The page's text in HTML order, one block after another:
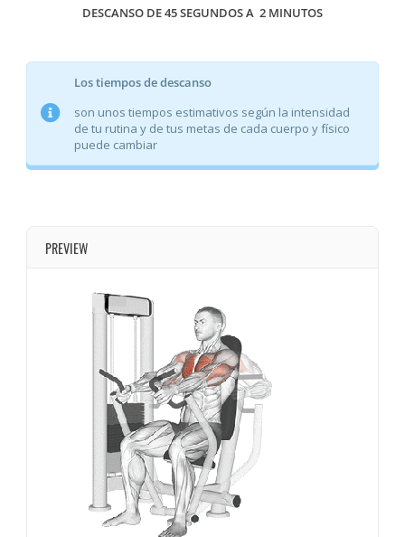
DESCANSO DE 45 SEGUNDOS A 2 MINUTOS
Los tiempos de descanso
son unos tiempos estimativos según la intensidad
de tu rutina y de tus metas de cada cuerpo y físico
puede cambiar
PREVIEW